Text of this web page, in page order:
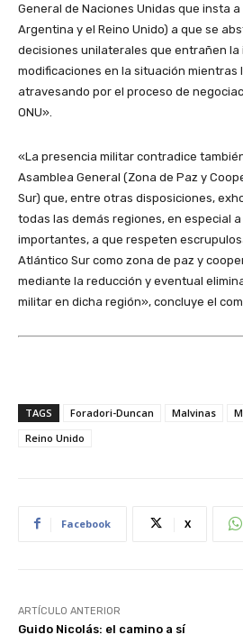
General de Naciones Unidas que insta
Argentina y el Reino Unido) a que se
decisiones unilaterales que entrañen la
modificaciones en la situación mientras
atravesando por el proceso de
ONU».
«La presencia militar contradice
Asamblea General (Zona de Paz y
Sur) que, entre otras disposiciones,
todas las demás regiones, en especial
importantes, a que respeten
Atlántico Sur como zona de paz y
mediante la reducción y eventual
militar en dicha región», concluye el
TAGS Foradori-Duncan Malvinas
Reino Unido
Facebook X
ARTÍCULO ANTERIOR
Guido Nicolás: el camino a sí